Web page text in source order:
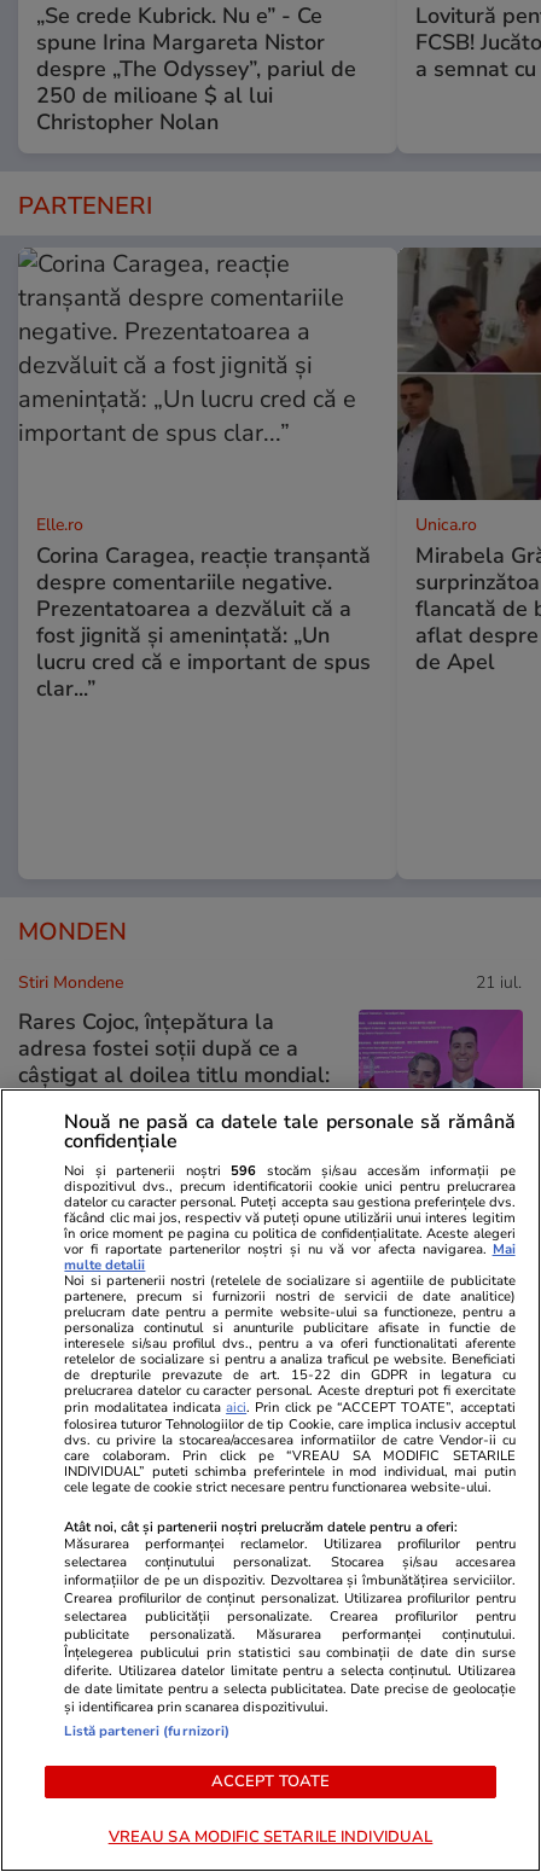
„Se crede Kubrick. Nu e” - Ce
spune Irina Margareta Nistor
despre „The Odyssey”, pariul de
250 de milioane $ al lui
Christopher Nolan
Lovitură
FCSB!
a semnat
PARTENERI
Elle.ro
Corina Caragea, reacție tranșantă
despre comentariile negative.
Prezentatoarea a dezvăluit că a
fost jignită și amenințată: „Un
lucru cred că e important de spus
clar...”
Unica.ro
Mirabela
flancată de
aflat
de Apel
MONDEN
Stiri Mondene 21 iul.
Rares Cojoc, înțepătura la
adresa fostei soții după ce a
câștigat al doilea titlu mondial:
particip, după tot ce mi s-a
întamplat”
Stiri Mondene 21 iul.
Reacția Mirelei Vaida după ce a
fost numită „isterică”: „Păi voi
nu știți ce am făcut în Asia
Express! Nu mă cunoașteți!?”
PARTENERI
🤍 „Felix și-a dorit asta, în caz
Facultatea
Nouă ne pasă ca datele tale personale să rămână
confidențiale
Noi și partenerii noștri 596 stocăm și/sau accesăm informații pe
dispozitivul dvs., precum identificatorii cookie unici pentru prelucrarea
datelor cu caracter personal. Puteți accepta sau gestiona preferințele dvs.
făcând clic mai jos, respectiv vă puteți opune utilizării unui interes legitim
în orice moment pe pagina cu politica de confidențialitate. Aceste alegeri
vor fi raportate partenerilor noștri și nu vă vor afecta navigarea. Mai
multe detalii
Noi si partenerii nostri (retelele de socializare si agentiile de publicitate
partenere, precum si furnizorii nostri de servicii de date analitice)
prelucram date pentru a permite website-ului sa functioneze, pentru a
personaliza continutul si anunturile publicitare afisate in functie de
interesele si/sau profilul dvs., pentru a va oferi functionalitati aferente
retelelor de socializare si pentru a analiza traficul pe website. Beneficiati
de drepturile prevazute de art. 15-22 din GDPR in legatura cu
prelucrarea datelor cu caracter personal. Aceste drepturi pot fi exercitate
prin modalitatea indicataaici. Prin click pe “ACCEPT TOATE”, acceptati
folosirea tuturor Tehnologiilor de tip Cookie, care implica inclusiv acceptul
dvs. cu privire la stocarea/accesarea informatiilor de catre Vendor-ii cu
care colaboram. Prin click pe “VREAU SA MODIFIC SETARILE
INDIVIDUAL” puteti schimba preferintele in mod individual, mai putin
cele legate de cookie strict necesare pentru functionarea website-ului.
Atât noi, cât și partenerii noștri prelucrăm datele pentru a oferi:
Măsurarea performanței reclamelor. Utilizarea profilurilor pentru
selectarea conținutului personalizat. Stocarea și/sau accesarea
informațiilor de pe un dispozitiv. Dezvoltarea și îmbunătățirea serviciilor.
Crearea profilurilor de conținut personalizat. Utilizarea profilurilor pentru
selectarea publicității personalizate. Crearea profilurilor pentru
publicitate personalizată. Măsurarea performanței conținutului.
Înțelegerea publicului prin statistici sau combinații de date din surse
diferite. Utilizarea datelor limitate pentru a selecta conținutul. Utilizarea
de date limitate pentru a selecta publicitatea. Date precise de geolocație
și identificarea prin scanarea dispozitivului.
Listă parteneri (furnizori)
ACCEPT TOATE
VREAU SA MODIFIC SETARILE INDIVIDUAL